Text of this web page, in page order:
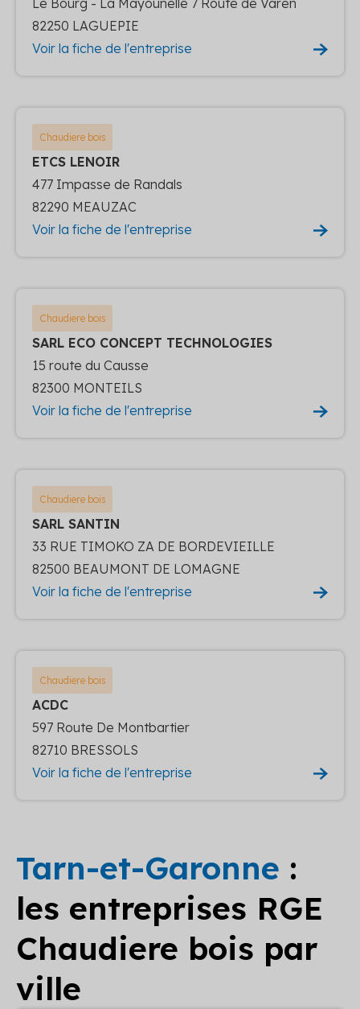
82250 LAGUEPIE
Voir la fiche de l'entreprise
Chaudiere bois
ETCS LENOIR
477 Impasse de Randals
82290 MEAUZAC
Voir la fiche de l'entreprise
Chaudiere bois
SARL ECO CONCEPT TECHNOLOGIES
15 route du Causse
82300 MONTEILS
Voir la fiche de l'entreprise
Chaudiere bois
SARL SANTIN
33 RUE TIMOKO ZA DE BORDEVIEILLE
82500 BEAUMONT DE LOMAGNE
Voir la fiche de l'entreprise
Chaudiere bois
ACDC
597 Route De Montbartier
82710 BRESSOLS
Voir la fiche de l'entreprise
Tarn-et-Garonne :
les entreprises RGE
Chaudiere bois par
ville